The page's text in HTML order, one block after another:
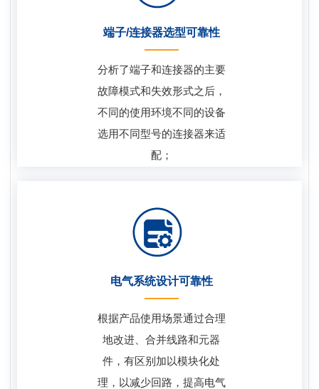
端子/连接器选型可靠性
分析了端子和连接器的主要
故障模式和失效形式之后，
不同的使用环境不同的设备
选用不同型号的连接器来适
配；
电气系统设计可靠性
根据产品使用场景通过合理
地改进、合并线路和元器
件，有区别加以模块化处
理，以减少回路，提高电气